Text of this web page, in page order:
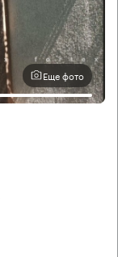
Еще фото